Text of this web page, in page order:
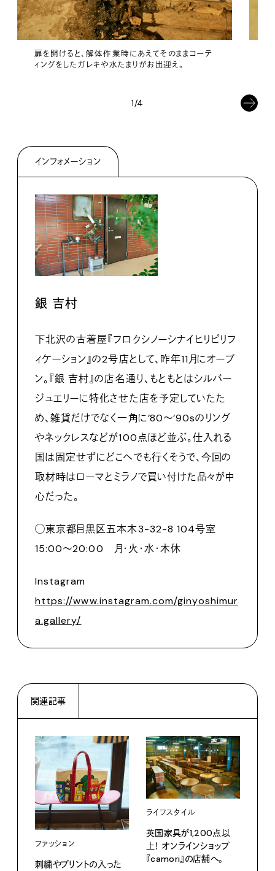
扉を開けると、解体作業時にあえてそのままコーテ
ィングをしたガレキや水たまりがお出迎え。
1/4
インフォメーション
銀 吉村
下北沢の古着屋『フロクシノーシナイヒリピリフ
ィケーション』の2号店として、昨年11月にオープ
ン。『銀 吉村』の店名通り、もともとはシルバー
ジュエリーに特化させた店を予定していたた
め、雑貨だけでなく一角に’80〜’90sのリング
やネックレスなどが100点ほど並ぶ。仕入れる
国は固定せずにどこへでも行くそうで、今回の
取材時はローマとミラノで買い付けた品々が中
心だった。
◯東京都目黒区五本木3-32-8 104号室
15:00〜20:00 月・火・水・木休
Instagram
https://www.instagram.com/ginyoshimur
a.gallery/
関連記事
ファッション
刺繍やプリントの入った
ライフスタイル
英国家具が1,200点以
上！ オンラインショップ
『camori』の店舗へ。